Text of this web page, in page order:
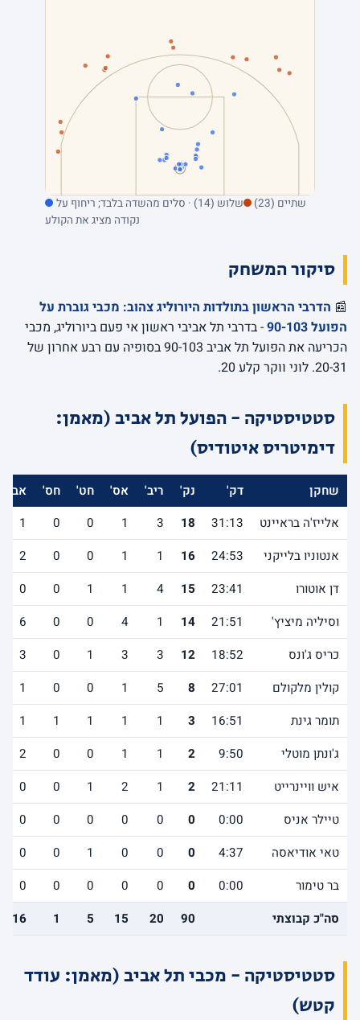
שתיים (23)
שלוש (14) · סלים מהשדה בלבד; ריחוף על
נקודה מציג את הקולע
סיקור המשחק
📰 הדרבי הראשון בתולדות היורוליג צהוב: מכבי גוברת על
הפועל 90-103
- בדרבי תל אביבי ראשון אי פעם ביורוליג, מכבי
הכריעה את הפועל תל אביב 90-103 בסופיה עם רבע אחרון של
20-31. לוני ווקר קלע 20.
סטטיסטיקה - הפועל תל אביב (מאמן:
דימיטריס איטודיס)
שחקן דק' נק' ריב' אס' חט' חס'
אב'
אלייז'ה בראיינט
31:13
18
3
1
0
0
1
אנטוניו בלייקני
24:53
16
1
1
0
0
2
דן אוטורו
23:41
15
4
1
1
0
0
וסיליה מיציץ'
21:51
14
1
4
0
0
6
כריס ג'ונס
18:52
12
3
3
1
0
3
קולין מלקולם
27:01
8
5
1
0
0
1
תומר גינת
16:51
3
1
1
1
1
1
ג'ונתן מוטלי
9:50
2
1
1
0
0
2
איש וויינרייט
21:11
2
1
2
1
0
0
טיילר אניס
0:00
0
0
0
0
0
0
טאי אודיאסה
4:37
0
0
0
1
0
0
בר טימור
0:00
0
0
0
0
0
0
סה"כ קבוצתי
90
20
15
5
1
16
סטטיסטיקה - מכבי תל אביב (מאמן: עודד
קטש)